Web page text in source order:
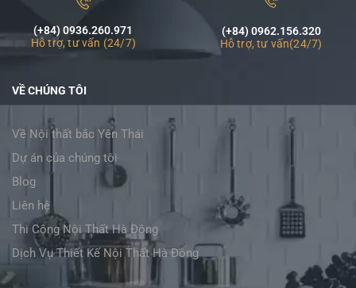
(+84) 0936.260.971
Hỗ trợ, tư vấn (24/7)
(+84) 0962.156.320
Hỗ trợ, tư vấn(24/7)
VỀ CHÚNG TÔI
Về Nội thất bắc Yên Thái
Dự án của chúng tôi
Blog
Liên hệ
Thi Công Nội Thất Hà Đông
Dịch Vụ Thiết Kế Nội Thất Hà Đông